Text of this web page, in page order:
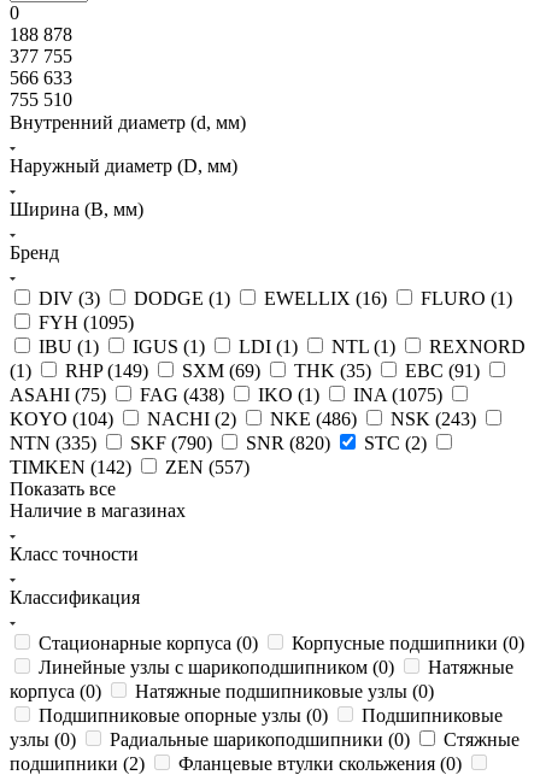
0
188 878
377 755
566 633
755 510
Внутренний диаметр (d, мм)
Наружный диаметр (D, мм)
Ширина (B, мм)
Бренд
DIV (3) DODGE (1) EWELLIX (16) FLURO (1)
FYH (1095)
IBU (1) IGUS (1) LDI (1) NTL (1)
REXNORD
(1) RHP (149) SXM (69) THK (35) EBC (91)
ASAHI (75) FAG (438) IKO (1) INA (1075)
KOYO (104) NACHI (2) NKE (486) NSK (243)
NTN (335) SKF (790) SNR (820) STC (2)
TIMKEN (142) ZEN (557)
Показать все
Наличие в магазинах
Класс точности
Классификация
Стационарные корпуса (0) Корпусные подшипники (0)
Линейные узлы с шарикоподшипником (0)
Натяжные
корпуса (0) Натяжные подшипниковые узлы (0)
Подшипниковые опорные узлы (0)
Подшипниковые
узлы (0) Радиальные шарикоподшипники (0)
Стяжные
подшипники (2) Фланцевые втулки скольжения (0)